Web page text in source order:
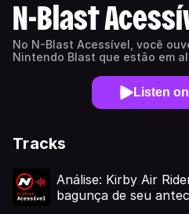
N-Blast
No N-Blast Acessível, você
Nintendo Blast que estão em
Listen
Tracks
Análise: Kirby Air
bagunça de seu